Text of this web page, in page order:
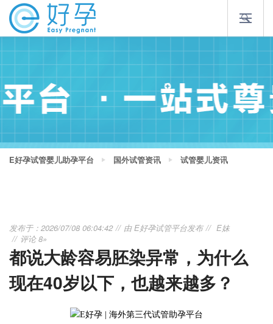
E好孕试管婴儿助孕平台 国外试管资讯 试管婴儿资讯
发布于：2026/07/08 06:04:42 由E好孕试管平台发布
E妹
评论 8»
都说大龄容易胚染异常，为什么
现在40岁以下，也越来越多？